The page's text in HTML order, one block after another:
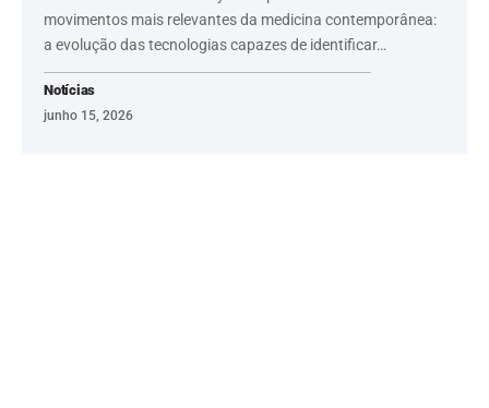
movimentos mais relevantes da medicina contemporânea:
a evolução das tecnologias capazes de identificar…
Notícias
junho 15, 2026